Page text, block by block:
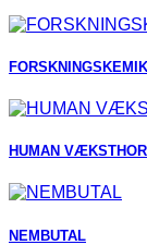
HUMAN
NEMBUTAL